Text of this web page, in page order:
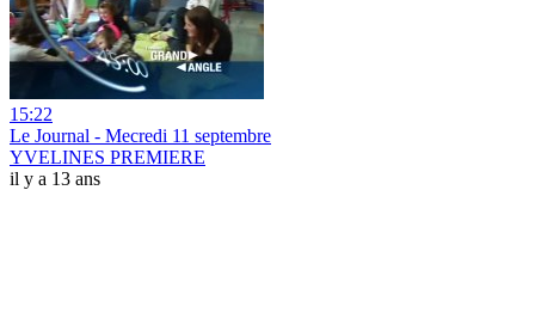
15:22
Le Journal - Mecredi 11 septembre
YVELINES PREMIERE
il y a 13 ans